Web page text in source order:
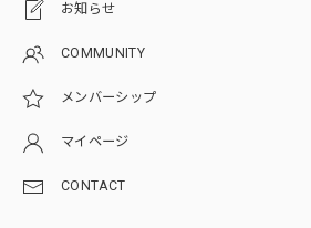
お知らせ
COMMUNITY
メンバーシップ
マイページ
CONTACT